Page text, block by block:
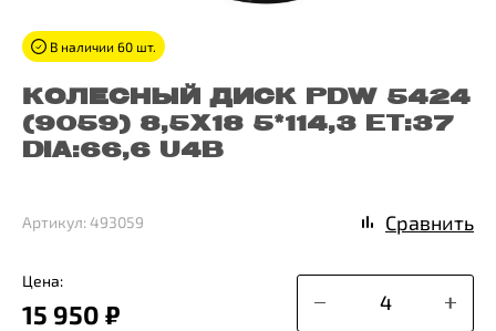
КОЛЕСНЫЙ ДИСК PDW 5424
(9059) 8,5X18 5*114,3 ET:37
DIA:66,6 U4B
В наличии 60 шт.
Цена:
15 950 ₽
Артикул: 493059 Сравнить